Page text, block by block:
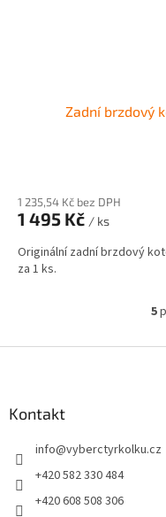
Zadní brzdový
1 235,54 Kč bez DPH
1 495 Kč / ks
Originální zadní brzdový
za 1 ks.
5
Kontakt
info@vyberctyrkolku.cz
+420 582 330 484
+420 608 508 306